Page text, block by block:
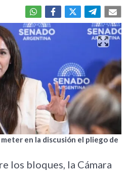
en la discusión el pliego de
los bloques, la Cámara